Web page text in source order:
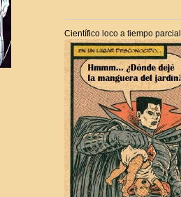
Científico loco a tiempo